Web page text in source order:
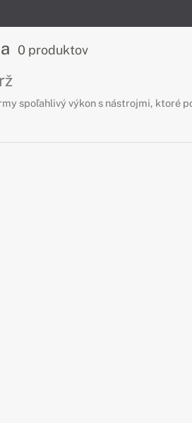
0 produktov
spoľahlivý výkon s nástrojmi, ktoré